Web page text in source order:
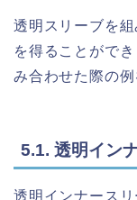
透明スリーブを
を得ることがで
み合わせた際の例
5.1. 透明イン
透明インナース